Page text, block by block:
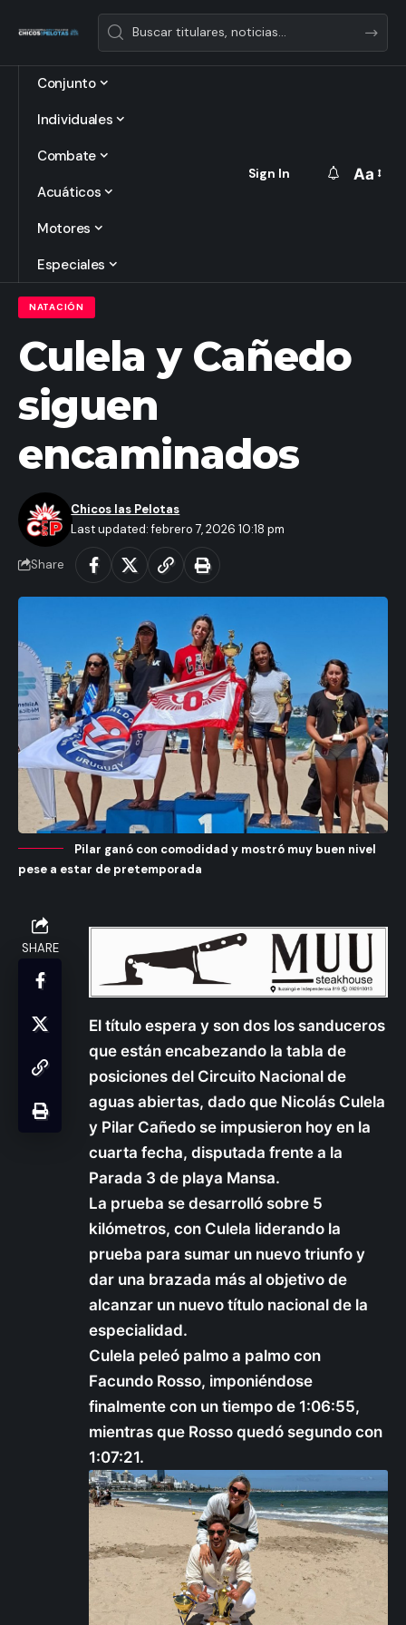
Conjunto
Individuales
Combate
Acuáticos
Motores
Especiales
Sign In
Font
Aa
NATACIÓN
Culela y Cañedo
siguen
encaminados
Last updated: febrero 7, 2026 10:18 pm
Chicos las Pelotas
Share
Pilar ganó con comodidad y mostró muy buen nivel
pese a estar de pretemporada
SHARE
El título espera y son dos los sanduceros
que están encabezando la tabla de
posiciones del Circuito Nacional de
aguas abiertas, dado que Nicolás Culela
y Pilar Cañedo se impusieron hoy en la
cuarta fecha, disputada frente a la
Parada 3 de playa Mansa.
La prueba se desarrolló sobre 5
kilómetros, con Culela liderando la
prueba para sumar un nuevo triunfo y
dar una brazada más al objetivo de
alcanzar un nuevo título nacional de la
especialidad.
Culela peleó palmo a palmo con
Facundo Rosso, imponiéndose
finalmente con un tiempo de 1:06:55,
mientras que Rosso quedó segundo con
1:07:21.